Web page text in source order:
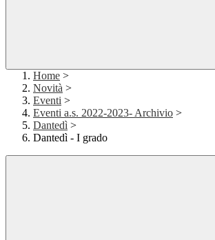
Home >
Novità >
Eventi >
Eventi a.s. 2022-2023- Archivio >
Dantedì >
Dantedì - I grado